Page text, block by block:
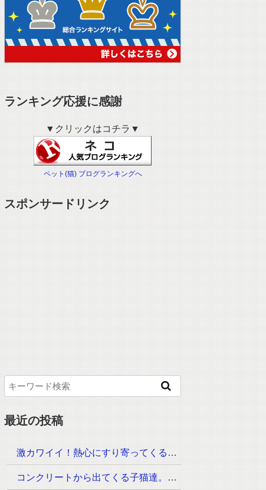
ランキング応援に感謝
▼クリックはコチラ▼
ペット(猫) ブログランキングへ
スポンサードリンク
最近の投稿
激カワイイ！熱心にすり寄ってくる子猫、可愛い声で話してきたぁ
コンクリートから出てくる子猫達。ご飯の時間に呼ぶと可愛い姿がどんどん現れた